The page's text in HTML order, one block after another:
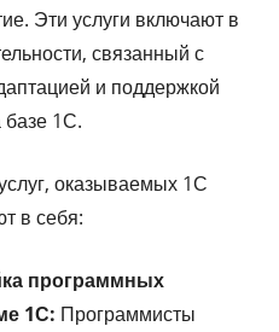
Эти услуги включают в
связанный с
и поддержкой
1С.
оказываемых 1С
в себя:
программных
1С: Программисты